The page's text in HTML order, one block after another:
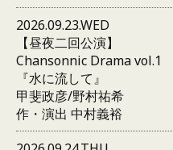
2026.09.23.WED
【昼夜二回公演】
Chansonnic Drama vol.1
『水に流して』
甲斐政彦/野村祐希
作・演出 中村義裕